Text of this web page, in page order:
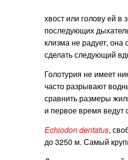
хвост или голову ей в
последующих
клизма не радует,
сделать следующий
Голотурия не имеет
часто разрывают
сравнить размеры
и первое время ведут
Echiodon dentatus,
до 3250 м. Самый